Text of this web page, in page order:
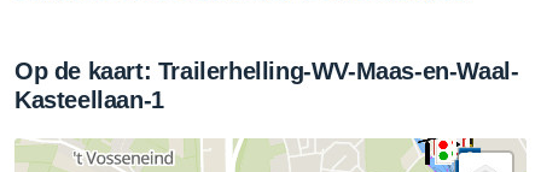
Op de kaart: Trailerhelling-WV-Maas-en-Waal-
Kasteellaan-1